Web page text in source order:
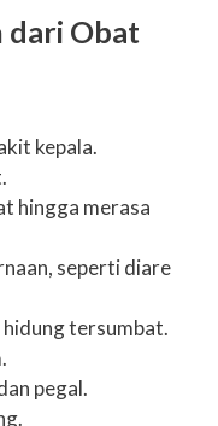
dari Obat
kepala.
hingga merasa
seperti diare
tersumbat.
pegal.